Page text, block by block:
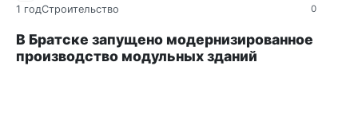
0
1 годСтроительство
В Братске запущено модернизированное
производство модульных зданий